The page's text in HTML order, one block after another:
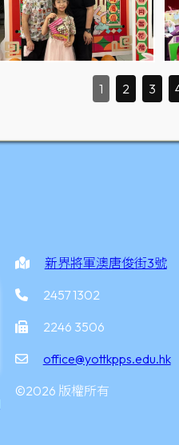
1 2 3
新界將軍澳唐俊街3號
2457 1302
2246 3506
office@yottkpps.edu.hk
©2026 版權所有